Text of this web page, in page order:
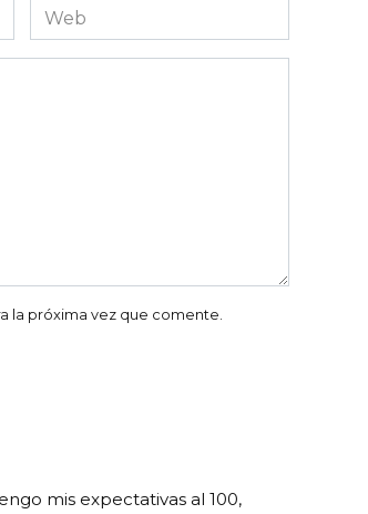
Web
la próxima vez que comente.
mis expectativas al 100,